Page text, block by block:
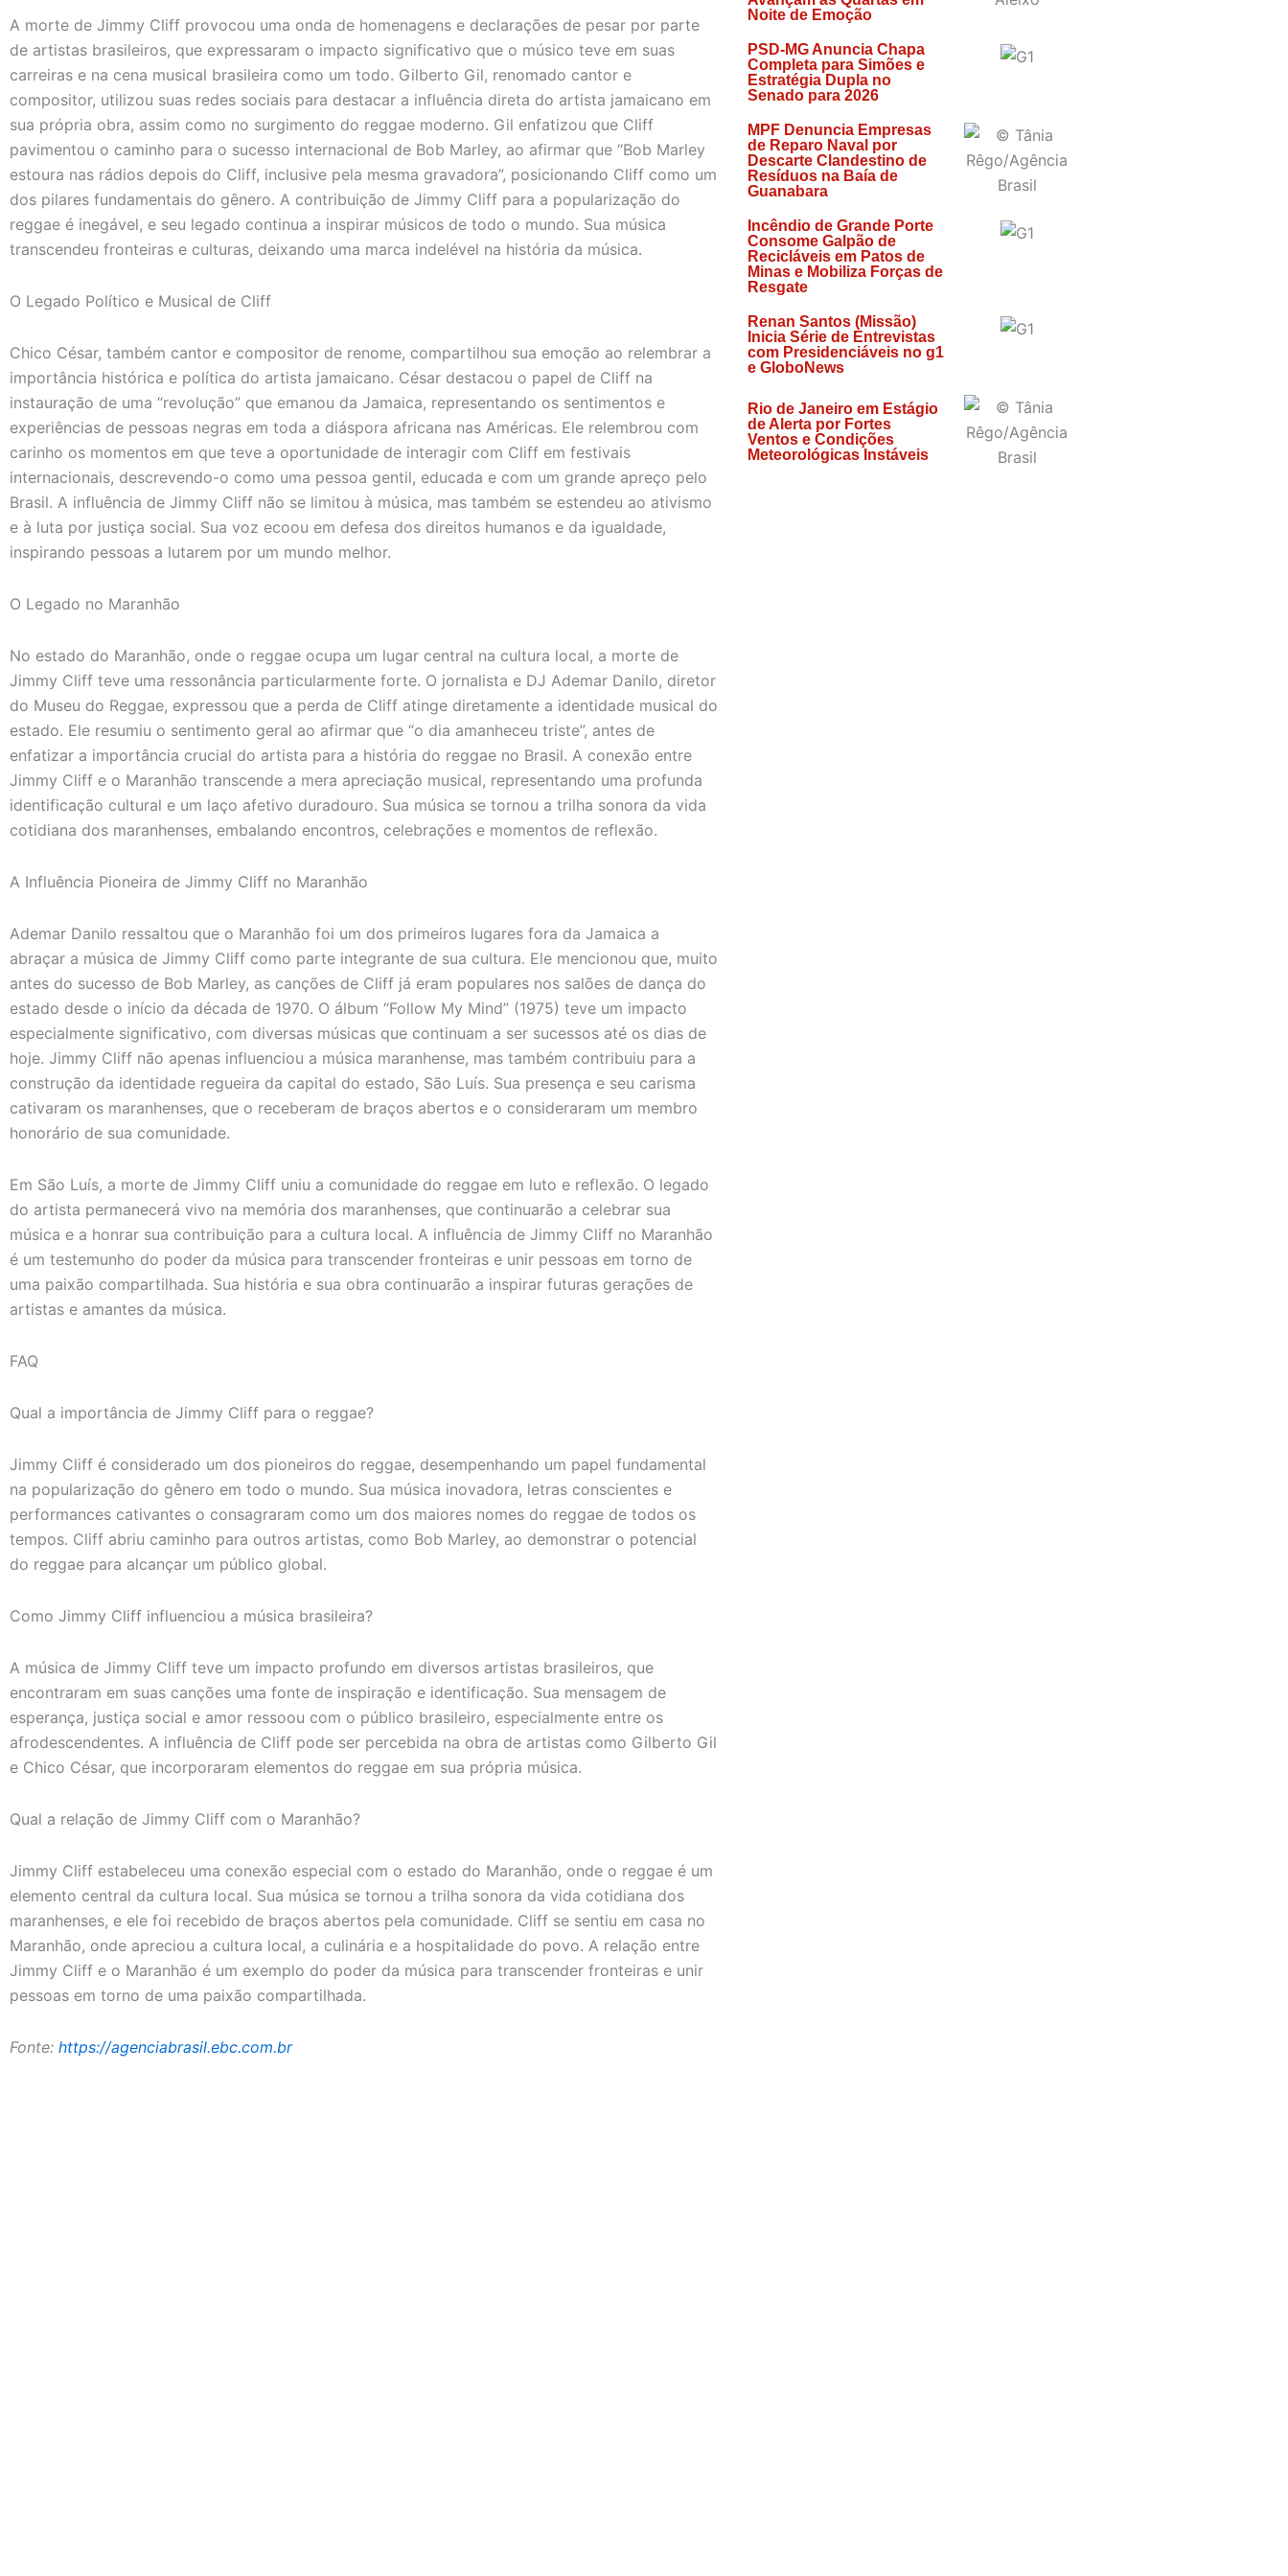
A morte de Jimmy Cliff provocou uma onda de homenagens e declarações de pesar por parte
de artistas brasileiros, que expressaram o impacto significativo que o músico teve em suas
carreiras e na cena musical brasileira como um todo. Gilberto Gil, renomado cantor e
compositor, utilizou suas redes sociais para destacar a influência direta do artista jamaicano em
sua própria obra, assim como no surgimento do reggae moderno. Gil enfatizou que Cliff
pavimentou o caminho para o sucesso internacional de Bob Marley, ao afirmar que “Bob Marley
estoura nas rádios depois do Cliff, inclusive pela mesma gravadora”, posicionando Cliff como um
dos pilares fundamentais do gênero. A contribuição de Jimmy Cliff para a popularização do
reggae é inegável, e seu legado continua a inspirar músicos de todo o mundo. Sua música
transcendeu fronteiras e culturas, deixando uma marca indelével na história da música.
O Legado Político e Musical de Cliff
Chico César, também cantor e compositor de renome, compartilhou sua emoção ao relembrar a
importância histórica e política do artista jamaicano. César destacou o papel de Cliff na
instauração de uma “revolução” que emanou da Jamaica, representando os sentimentos e
experiências de pessoas negras em toda a diáspora africana nas Américas. Ele relembrou com
carinho os momentos em que teve a oportunidade de interagir com Cliff em festivais
internacionais, descrevendo-o como uma pessoa gentil, educada e com um grande apreço pelo
Brasil. A influência de Jimmy Cliff não se limitou à música, mas também se estendeu ao ativismo
e à luta por justiça social. Sua voz ecoou em defesa dos direitos humanos e da igualdade,
inspirando pessoas a lutarem por um mundo melhor.
O Legado no Maranhão
No estado do Maranhão, onde o reggae ocupa um lugar central na cultura local, a morte de
Jimmy Cliff teve uma ressonância particularmente forte. O jornalista e DJ Ademar Danilo, diretor
do Museu do Reggae, expressou que a perda de Cliff atinge diretamente a identidade musical do
estado. Ele resumiu o sentimento geral ao afirmar que “o dia amanheceu triste”, antes de
enfatizar a importância crucial do artista para a história do reggae no Brasil. A conexão entre
Jimmy Cliff e o Maranhão transcende a mera apreciação musical, representando uma profunda
identificação cultural e um laço afetivo duradouro. Sua música se tornou a trilha sonora da vida
cotidiana dos maranhenses, embalando encontros, celebrações e momentos de reflexão.
A Influência Pioneira de Jimmy Cliff no Maranhão
Ademar Danilo ressaltou que o Maranhão foi um dos primeiros lugares fora da Jamaica a
abraçar a música de Jimmy Cliff como parte integrante de sua cultura. Ele mencionou que, muito
antes do sucesso de Bob Marley, as canções de Cliff já eram populares nos salões de dança do
estado desde o início da década de 1970. O álbum “Follow My Mind” (1975) teve um impacto
especialmente significativo, com diversas músicas que continuam a ser sucessos até os dias de
hoje. Jimmy Cliff não apenas influenciou a música maranhense, mas também contribuiu para a
construção da identidade regueira da capital do estado, São Luís. Sua presença e seu carisma
cativaram os maranhenses, que o receberam de braços abertos e o consideraram um membro
honorário de sua comunidade.
Em São Luís, a morte de Jimmy Cliff uniu a comunidade do reggae em luto e reflexão. O legado
do artista permanecerá vivo na memória dos maranhenses, que continuarão a celebrar sua
música e a honrar sua contribuição para a cultura local. A influência de Jimmy Cliff no Maranhão
é um testemunho do poder da música para transcender fronteiras e unir pessoas em torno de
uma paixão compartilhada. Sua história e sua obra continuarão a inspirar futuras gerações de
artistas e amantes da música.
FAQ
Qual a importância de Jimmy Cliff para o reggae?
Jimmy Cliff é considerado um dos pioneiros do reggae, desempenhando um papel fundamental
na popularização do gênero em todo o mundo. Sua música inovadora, letras conscientes e
performances cativantes o consagraram como um dos maiores nomes do reggae de todos os
tempos. Cliff abriu caminho para outros artistas, como Bob Marley, ao demonstrar o potencial
do reggae para alcançar um público global.
Como Jimmy Cliff influenciou a música brasileira?
A música de Jimmy Cliff teve um impacto profundo em diversos artistas brasileiros, que
encontraram em suas canções uma fonte de inspiração e identificação. Sua mensagem de
esperança, justiça social e amor ressoou com o público brasileiro, especialmente entre os
afrodescendentes. A influência de Cliff pode ser percebida na obra de artistas como Gilberto Gil
e Chico César, que incorporaram elementos do reggae em sua própria música.
Qual a relação de Jimmy Cliff com o Maranhão?
Jimmy Cliff estabeleceu uma conexão especial com o estado do Maranhão, onde o reggae é um
elemento central da cultura local. Sua música se tornou a trilha sonora da vida cotidiana dos
maranhenses, e ele foi recebido de braços abertos pela comunidade. Cliff se sentiu em casa no
Maranhão, onde apreciou a cultura local, a culinária e a hospitalidade do povo. A relação entre
Jimmy Cliff e o Maranhão é um exemplo do poder da música para transcender fronteiras e unir
pessoas em torno de uma paixão compartilhada.
Fonte: https://agenciabrasil.ebc.com.br
Noite de Emoção
PSD-MG Anuncia Chapa
Completa para Simões e
Estratégia Dupla no
Senado para 2026
MPF Denuncia Empresas
de Reparo Naval por
Descarte Clandestino de
Resíduos na Baía de
Guanabara
Incêndio de Grande Porte
Consome Galpão de
Recicláveis em Patos de
Minas e Mobiliza Forças de
Resgate
Renan Santos (Missão)
Inicia Série de Entrevistas
com Presidenciáveis no g1
e GloboNews
Rio de Janeiro em Estágio
de Alerta por Fortes
Ventos e Condições
Meteorológicas Instáveis